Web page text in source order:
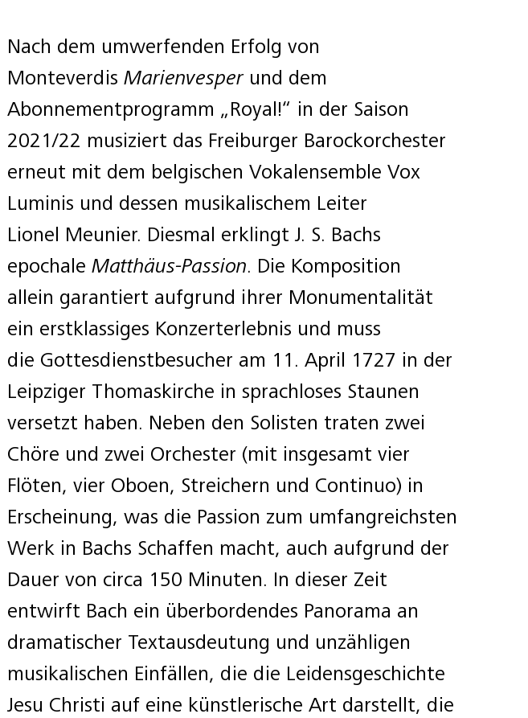
Nach dem umwerfenden Erfolg von
Monteverdis Marienvesperund dem
Abonnementprogramm „Royal!“ in der Saison
2021/22 musiziert das Freiburger Barockorchester
erneut mit dem belgischen Vokalensemble Vox
Luminis und dessen musikalischem Leiter
Lionel Meunier. Diesmal erklingt J. S. Bachs
epochale Matthäus-Passion. Die Komposition
allein garantiert aufgrund ihrer Monumentalität
ein erstklassiges Konzerterlebnis und muss
die Gottesdienstbesucher am 11. April 1727 in der
Leipziger Thomaskirche in sprachloses Staunen
versetzt haben. Neben den Solisten traten zwei
Chöre und zwei Orchester (mit insgesamt vier
Flöten, vier Oboen, Streichern und Continuo) in
Erscheinung, was die Passion zum umfangreichsten
Werk in Bachs Schaffen macht, auch aufgrund der
Dauer von circa 150 Minuten. In dieser Zeit
entwirft Bach ein überbordendes Panorama an
dramatischer Textausdeutung und unzähligen
musikalischen Einfällen, die die Leidensgeschichte
Jesu Christi auf eine künstlerische Art darstellt, die